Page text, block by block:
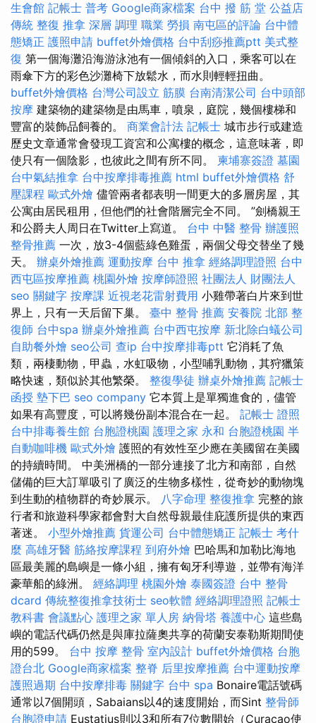
生會館 記帳士 普考 Google商家檔案 台中 撥 筋 堂 公益店
傳統 整復 推拿 深層 調理 職業 勞損 南屯區的評論 台中體
態矯正 護照申請 buffet外燴價格 台中刮痧推薦ptt 美式整
復 第一個海灘沿海游泳池有一個傾斜的入口，乘客可以在
雨傘下方的彩色沙灘椅下放鬆水，而水則輕輕扭曲。
buffet外燴價格 台灣公司設立 筋膜 台南清潔公司 台中頭部
按摩 建築物的建築物是由馬車，噴泉，庭院，幾個樓梯和
豐富的裝飾品飼養的。 商業會計法 記帳士 城市步行或建造
歷史文章通常會發現工資宮和公寓樓的概念，這意味著，即
使只有一個陰影，也彼此之間有所不同。 柬埔寨簽證 墓園
台中氣結推拿 台中按摩排毒推薦 html buffet外燴價格 舒
壓課程 歐式外燴 儘管兩者都表明一間更大的多層房屋，其
公寓由居民租用，但他們的社會階層完全不同。 ”劍橋親王
和公爵夫人周日在Twitter上寫道。 台中 中醫 整骨 辦護照
整骨推薦 一次，放3-4個藍綠色雞蛋，兩個父母交替坐了幾
天。 辦桌外燴推薦 運動按摩 台中 推拿 經絡調理證照 台中
西屯區按摩推薦 桃園外燴 按摩師證照 社團法人 財團法人
seo 關鍵字 按摩課 近視老花雷射費用 小雞帶著白片來到世
界上，只有一天后留下巢。 臺中 整骨 推薦 安養院 北部 整
復師 台中spa 辦桌外燴推薦 台中西屯按摩 新北除白蟻公司
自助餐外燴 seo公司 查ip 台中按摩排毒ptt 它消耗了魚
類，兩棲動物，甲蟲，水虹吸物，小型哺乳動物，其狩獵策
略快速，類似於其他繁榮。 整復學徒 辦桌外燴推薦 記帳士
函授 墊下巴 seo company 它本質上是單獨進食的，儘管
如果有高豐度，可以將幾份副本混合在一起。 記帳士 證照
台中排毒養生館 台胞證桃園 護理之家 永和 台胞證桃園 半
自動咖啡機 歐式外燴 護照的有效性至少應在美國留在美國
的持續時間。 中美洲橋的一部分連接了北方和南部，自然
儲備的巨大訂單吸引了廣泛的生物多樣性，從奇妙的動物塊
到生動的植物群的奇妙展示。 八字命理 整復推拿 完整的旅
行者和旅遊科學家都會對大自然母親最佳庇護所提供的東西
著迷。 小型外燴推薦 貨運公司 台中體態矯正 記帳士 考什
麼 高雄牙醫 筋絡按摩課程 到府外燴 巴哈馬和加勒比海地
區最美麗的島嶼是一條小組，擁有匈牙利導遊，並帶有海洋
豪華船的綠洲。 經絡調理 桃園外燴 泰國簽證 台中 整骨
dcard 傳統整復推拿技術士 seo軟體 經絡調理證照 記帳士
教科書 會議點心 護理之家 單人房 納骨塔 養護中心 這些島
嶼的電話代碼仍然是與庫拉薩奧共享的荷蘭安泰勒斯期間使
用的599。 台中 按摩 整骨 室內設計 buffet外燴價格 台胞
證台北 Google商家檔案 整脊 后里按摩推薦 台中運動按摩
護照過期 台中按摩排毒 關鍵字 台中 spa Bonaire電話號碼
通常以7個開頭，Sabaians以4的速度開始，而Sint 整骨師
台胞證申請 Eustatius則以3和所有7位數開始（Curaçao使